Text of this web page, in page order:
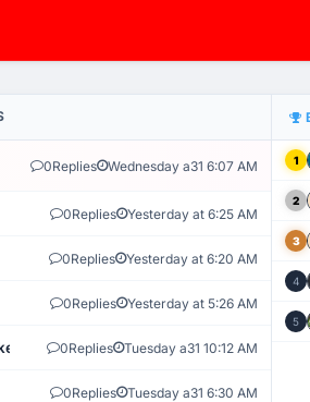
HỆ THỐNG GIÁM SÁT TỰ
0Replies Wednesday a31 6:07 AM
0Replies Yesterday at 6:25 AM
0Replies Yesterday at 6:20 AM
0Replies Yesterday at 5:26 AM
0Replies Tuesday a31 10:12 AM
0Replies Tuesday a31 6:30 AM
1
2
3
4
5